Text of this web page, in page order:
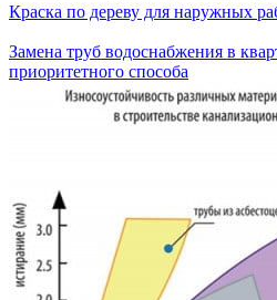
Краска по дереву для наружных
Замена труб водоснабжения в
приоритетного способа